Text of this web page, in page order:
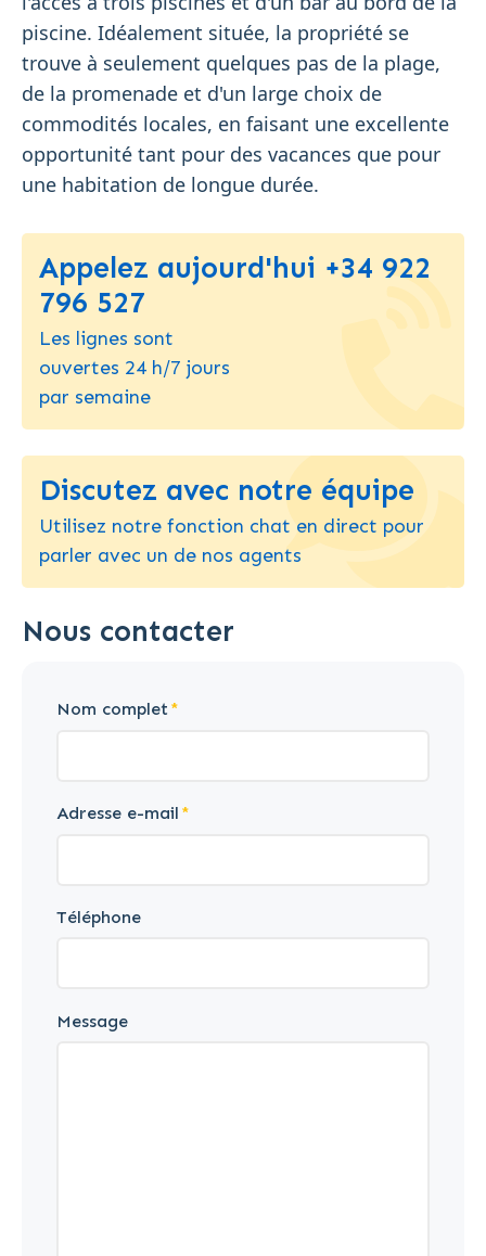
piscine. Idéalement située, la propriété se
trouve à seulement quelques pas de la plage,
de la promenade et d'un large choix de
commodités locales, en faisant une excellente
opportunité tant pour des vacances que pour
une habitation de longue durée.
Appelez aujourd'hui +34 922
796 527
Les lignes sont
ouvertes 24 h/7 jours
par semaine
Discutez avec notre équipe
Utilisez notre fonction chat en direct pour
parler avec un de nos agents
Nous contacter
Nom complet
Adresse e-mail
Téléphone
Message